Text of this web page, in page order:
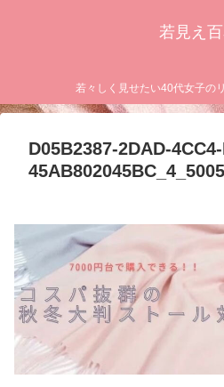
若見え
若々しく見せたい40代女子の
D05B2387-2DAD-